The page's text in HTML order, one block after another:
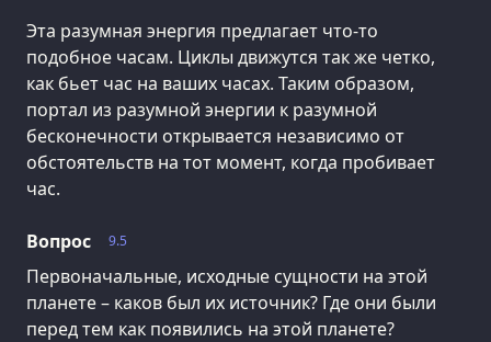
Эта разумная энергия предлагает что-то
подобное часам. Циклы движутся так же четко,
как бьет час на ваших часах. Таким образом,
портал из разумной энергии к разумной
бесконечности открывается независимо от
обстоятельств на тот момент, когда пробивает
час.
9.5
Вопрос
Первоначальные, исходные сущности на этой
планете – каков был их источник? Где они были
перед тем как появились на этой планете?